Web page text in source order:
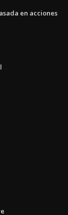
en acciones